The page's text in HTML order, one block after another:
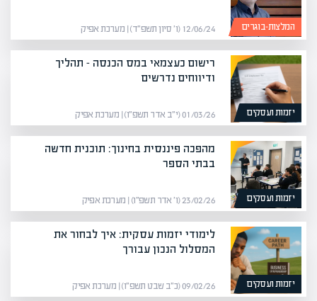
המלצות-בוגרים 12/06/24 (ו׳ סיון תשפ״ד) | מערכת אפיק
יזמות ועסקים
רישום כעצמאי במס הכנסה – תהליך
ודיווחים נדרשים
01/03/26 (י״ב אדר תשפ״ו) | מערכת אפיק
יזמות ועסקים
מהפכה פיננסית בחינוך: תוכנית חדשה
בבתי הספר
23/02/26 (ו׳ אדר תשפ״ו) | מערכת אפיק
יזמות ועסקים
לימודי יזמות עסקית: איך לבחור את
המסלול הנכון עבורך
09/02/26 (כ״ב שבט תשפ״ו) | מערכת אפיק